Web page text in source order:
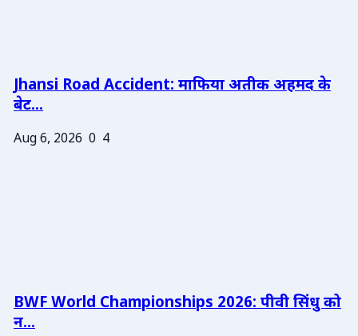
Jhansi Road Accident: माफिया अतीक अहमद के
बेट...
Aug 6, 2026 0 4
BWF World Championships 2026: पीवी सिंधु को
न...